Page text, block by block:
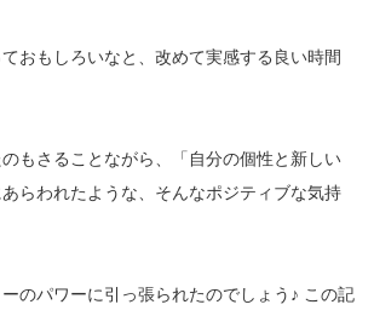
おもしろいなと、改めて実感する良い時間
もさることながら、「自分の個性と新しい
らわれたような、そんなポジティブな気持
のパワーに引っ張られたのでしょう♪ この記